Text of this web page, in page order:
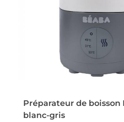
Préparateur de boisson
blanc-gris